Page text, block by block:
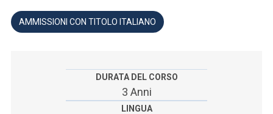
Ricerca
AMMISSIONI CON TITOLO ITALIANO
DURATA DEL CORSO
3 Anni
LINGUA